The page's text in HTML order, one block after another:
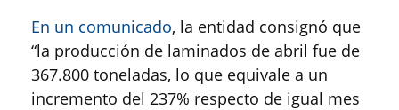
En un comunicado, la entidad consignó que
“la producción de laminados de abril fue de
367.800 toneladas, lo que equivale a un
incremento del 237% respecto de igual mes